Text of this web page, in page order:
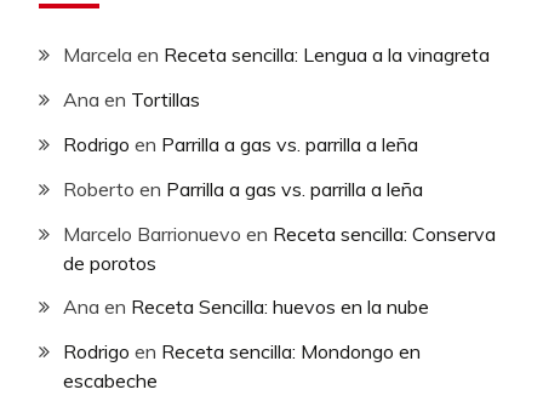
Marcela en Receta sencilla: Lengua a la vinagreta
Ana en Tortillas
Rodrigo en Parrilla a gas vs. parrilla a leña
Roberto en Parrilla a gas vs. parrilla a leña
Marcelo Barrionuevo en Receta sencilla: Conserva
de porotos
Ana en Receta Sencilla: huevos en la nube
Rodrigo en Receta sencilla: Mondongo en
escabeche